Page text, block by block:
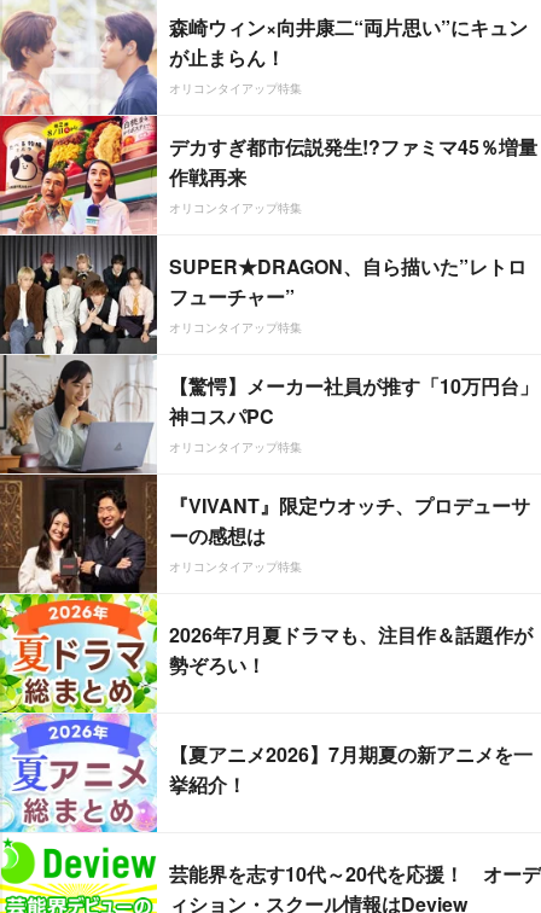
森崎ウィン×向井康二“両片思い”にキュン
が止まらん！
オリコンタイアップ特集
デカすぎ都市伝説発生!?ファミマ45％増量
作戦再来
オリコンタイアップ特集
SUPER★DRAGON、自ら描いた”レトロ
フューチャー”
オリコンタイアップ特集
【驚愕】メーカー社員が推す「10万円台」
神コスパPC
オリコンタイアップ特集
『VIVANT』限定ウオッチ、プロデューサ
ーの感想は
オリコンタイアップ特集
2026年7月夏ドラマも、注目作＆話題作が
勢ぞろい！
【夏アニメ2026】7月期夏の新アニメを一
挙紹介！
芸能界を志す10代～20代を応援！ オーデ
ィション・スクール情報はDeview